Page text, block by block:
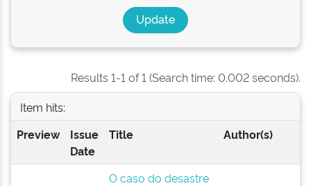
Results 1-1 of 1 (Search time: 0.002 seconds).
Item hits:
Preview
Issue
Date
Title Author(s)
O caso do desastre